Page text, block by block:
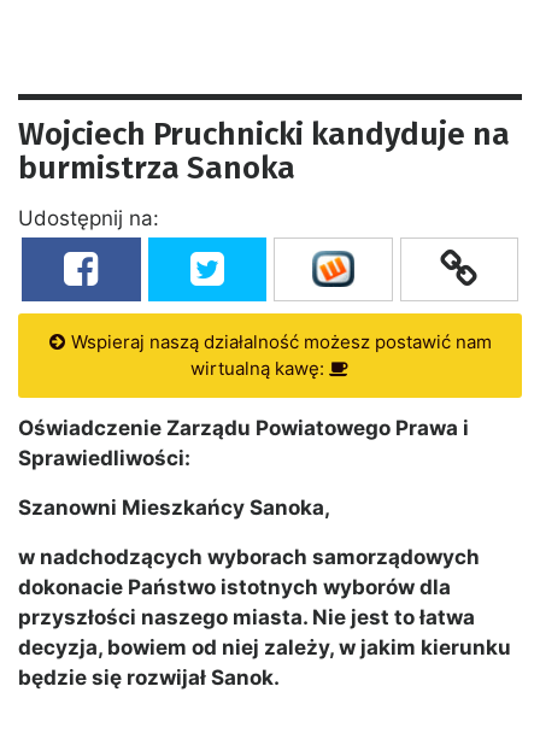
Wojciech Pruchnicki kandyduje na
burmistrza Sanoka
Udostępnij na:
Wspieraj naszą działalność możesz postawić nam
wirtualną kawę:
Oświadczenie Zarządu Powiatowego Prawa i
Sprawiedliwości:
Szanowni Mieszkańcy Sanoka,
w nadchodzących wyborach samorządowych
dokonacie Państwo istotnych wyborów dla
przyszłości naszego miasta. Nie jest to łatwa
decyzja, bowiem od niej zależy, w jakim kierunku
będzie się rozwijał Sanok.